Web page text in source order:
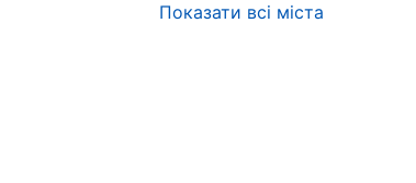
Показати всі міста